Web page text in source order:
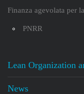
Finanza agevolata per
PNRR
Lean Organization
News